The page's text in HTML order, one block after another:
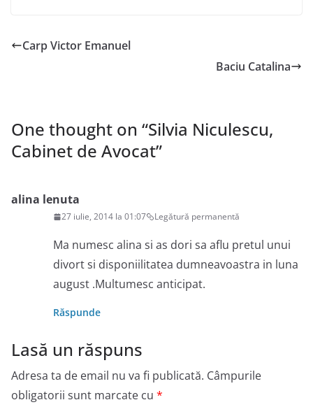
Carp Victor Emanuel
Baciu Catalina
One thought on “Silvia Niculescu,
Cabinet de Avocat”
alina lenuta
27 iulie, 2014 la 01:07 Legătură permanentă
Ma numesc alina si as dori sa aflu pretul unui
divort si disponiilitatea dumneavoastra in luna
august .Multumesc anticipat.
Răspunde
Lasă un răspuns
Adresa ta de email nu va fi publicată. Câmpurile
obligatorii sunt marcate cu *